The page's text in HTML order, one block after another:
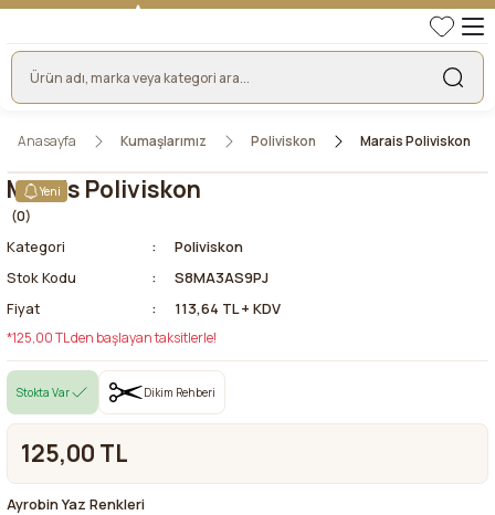
Anasayfa Kumaşlarımız Poliviskon Marais Poliviskon
Yeni
Marais Poliviskon
(0)
Kategori
Poliviskon
Stok Kodu
S8MA3AS9PJ
Fiyat
113,64 TL + KDV
*125,00 TL den başlayan taksitlerle!
Stokta Var Dikim Rehberi
125,00 TL
Ayrobin Yaz Renkleri